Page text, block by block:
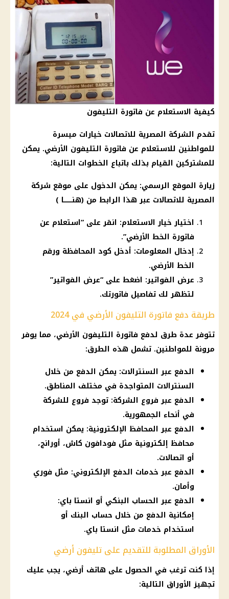
كيفية الاستعلام عن فاتورة التليفون
تقدم الشركة المصرية للاتصالات خيارات ميسرة
للمواطنين للاستعلام عن فاتورة التليفون الأرضي. يمكن
للمشتركين القيام بذلك باتباع الخطوات التالية:
زيارة الموقع الرسمي: يمكن الدخول على موقع شركة
المصرية للاتصالات عبر هذا الرابط من (هنــــــــا )
اختيار خيار الاستعلام: انقر على “استعلام عن
فاتورة الخط الأرضي”.
إدخال المعلومات: أدخل كود المحافظة ورقم
الخط الأرضي.
عرض الفواتير: اضغط على “عرض الفواتير”
لتظهر لك تفاصيل فاتورتك.
طريقة دفع فاتورة التليفون الأرضي في 2024
تتوفر عدة طرق لدفع فاتورة التليفون الأرضي، مما يوفر
مرونة للمواطنين. تشمل هذه الطرق:
الدفع عبر السنترالات: يمكن الدفع من خلال
السنترالات المتواجدة في مختلف المناطق.
الدفع عبر فروع الشركة: توجد فروع للشركة
في أنحاء الجمهورية.
الدفع عبر المحافظ الإلكترونية: يمكن استخدام
محافظ إلكترونية مثل فودافون كاش، أورانج،
أو اتصالات.
الدفع عبر خدمات الدفع الإلكتروني: مثل فوري
وأمان.
الدفع عبر الحساب البنكي أو انستا باي:
إمكانية الدفع من خلال حساب البنك أو
استخدام خدمات مثل انستا باي.
الأوراق المطلوبة للتقديم على تليفون أرضي
إذا كنت ترغب في الحصول على هاتف أرضي، يجب عليك
تجهيز الأوراق التالية: